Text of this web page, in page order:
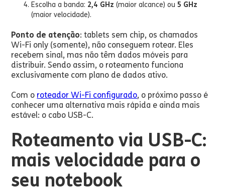
Escolha a banda: 2,4 GHz (maior alcance) ou5 GHz
(maior velocidade).
Ponto de atenção: tablets sem chip, os chamados
Wi-Fi only (somente), não conseguem rotear. Eles
recebem sinal, mas não têm dados móveis para
distribuir. Sendo assim, o roteamento funciona
exclusivamente com plano de dados ativo.
Com o roteador Wi-Fi configurado, o próximo passo é
conhecer uma alternativa mais rápida e ainda mais
estável: o cabo USB-C.
Roteamento via USB-C:
mais velocidade para o
seu notebook